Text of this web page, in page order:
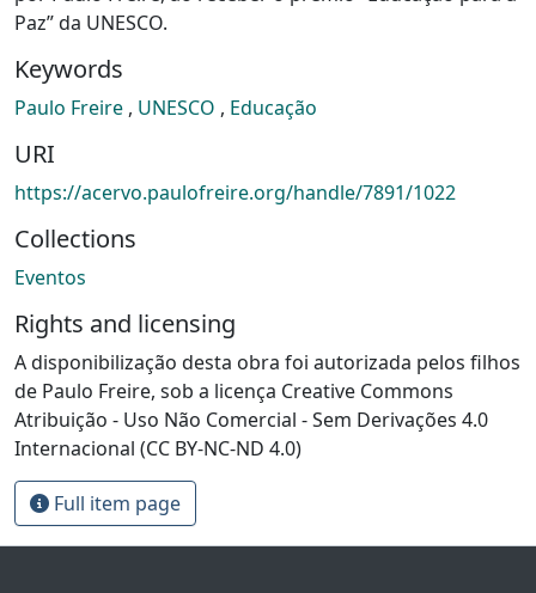
Paz” da UNESCO.
Keywords
Paulo Freire , UNESCO , Educação
URI
https://acervo.paulofreire.org/handle/7891/1022
Collections
Eventos
Rights and licensing
A disponibilização desta obra foi autorizada pelos filhos
de Paulo Freire, sob a licença Creative Commons
Atribuição - Uso Não Comercial - Sem Derivações 4.0
Internacional (CC BY-NC-ND 4.0)
Full item page